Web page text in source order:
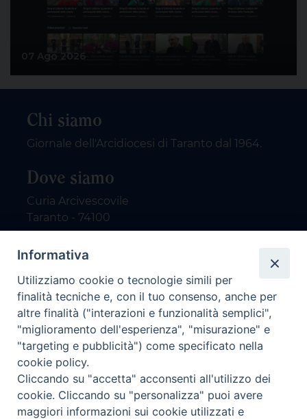
Chi siamo
Giornale dell'Arcidiocesi di Taranto dal 1964.
Dove siamo
Curia Arcivescovile
Taranto - 74100
Contatti
email: redazione@nuovodialogo.com
marketing@nuovodialogo.com
tel: 0994525780
tel 2:
Newsletter
Iscriviti alla nostra newsletter
Informativa
Utilizziamo cookie o tecnologie simili per
finalità tecniche e, con il tuo consenso, anche per
altre finalità ("interazioni e funzionalità semplici",
"miglioramento dell'esperienza", "misurazione" e
"targeting e pubblicità") come specificato nella
cookie policy.
Cliccando su "accetta" acconsenti all'utilizzo dei
cookie. Cliccando su "personalizza" puoi avere
maggiori informazioni sui cookie utilizzati e